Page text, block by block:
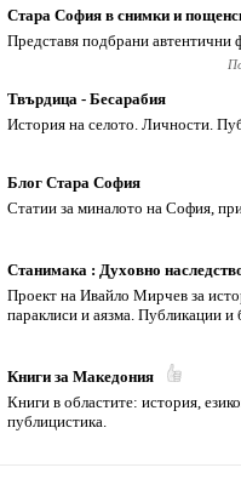
Стара София в снимки и
Представя подбрани автентични
Твърдица - Бесарабия
История на селото. Личности.
Блог Стара София
Статии за миналото на София,
Станимака : Духовно
Проект на Ивайло Мирчев за
параклиси и аязма. Публикации и
Книги за Македония
Книги в областите: история,
публицистика.